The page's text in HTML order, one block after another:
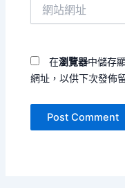
在瀏覽器中儲存
網址，以供下次發佈